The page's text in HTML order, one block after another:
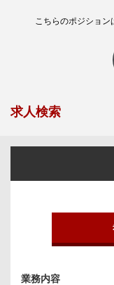
こちらのポジション
求人検索
業務内容